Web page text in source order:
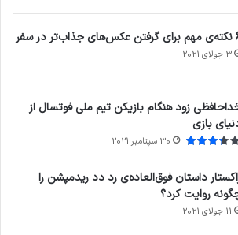
در سفر
3 جولای 2021
زود هنگام بازیکن تیم ملی فوتسال از
بازی
30 سپتامبر 2021
داستان فوق‌العاده‌ی رد دد ریدمپشن را
روایت کرد؟
11 جولای 2021